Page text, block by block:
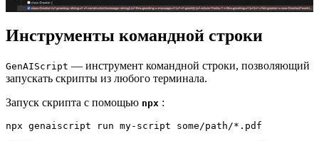
Инструменты командной строки
GenAIScript — инструмент командной строки, позволяющий
запускать скрипты из любого терминала.
Запуск скрипта с помощью npx :
npx genaiscript run my-script some/path/*.pdf